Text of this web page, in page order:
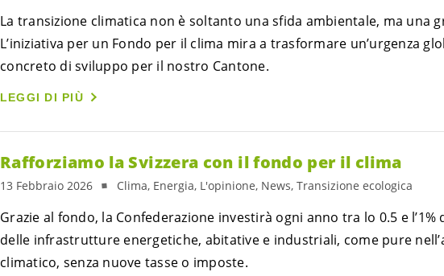
La transizione climatica non è soltanto una sfida ambientale, ma una
L’iniziativa per un Fondo per il clima mira a trasformare un’urgenza
concreto di sviluppo per il nostro Cantone.
LEGGI DI PIÙ
Rafforziamo la Svizzera con il fondo per il clima
13 Febbraio 2026 Clima, Energia, L'opinione, News, Transizione ecologica
Grazie al fondo, la Confederazione investirà ogni anno tra lo 0.5 e l’1%
delle infrastrutture energetiche, abitative e industriali, come pure
climatico, senza nuove tasse o imposte.